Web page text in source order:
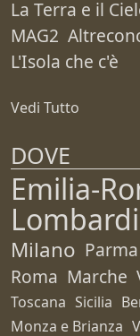
La Terra e il
MAG2
L'Isola che c'è
Vedi Tutto
DOVE
Emilia-
Milano Parma
Roma Marche
Toscana Sicilia
Monza e Brianza